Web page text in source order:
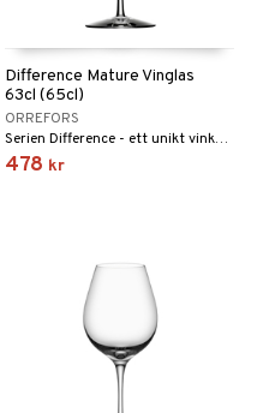
Difference Mature Vinglas
63cl (65cl)
ORREFORS
Serien Difference - ett unikt vinkoncept vars glas förstärker vinets doft och smak. Serien fick utmärkelsen Utmärkt Svensk Form Hederspris 2002.
478 kr